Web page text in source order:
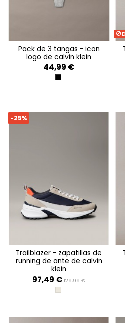
pack de 3 tangas - icon
logo de calvin klein
44,99 €
BLACK/GREY
-25%
trailblazer - zapatillas de
running de ante de calvin
klein
97,49 € 129,99 €
DESERT TAUPE/NAVY/